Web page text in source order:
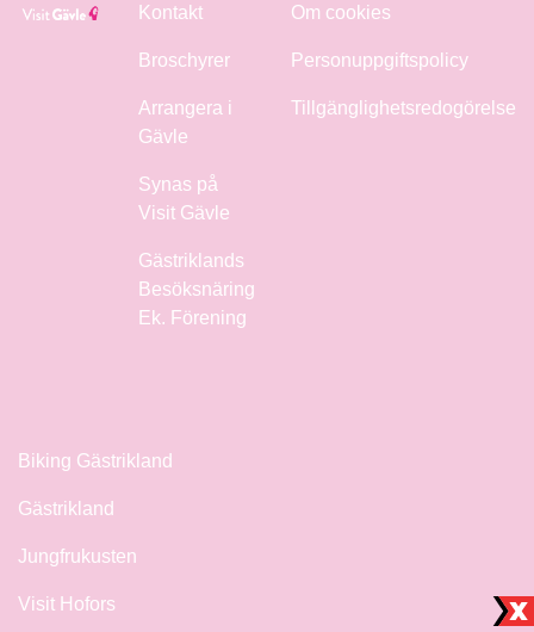
Kontakt
Broschyrer
Arrangera i
Gävle
Synas på
Visit Gävle
Gästriklands
Besöksnäring
Ek. Förening
Om cookies
Personuppgiftspolicy
Tillgänglighetsredogörelse
Biking Gästrikland
Gästrikland
Jungfrukusten
Visit Hofors